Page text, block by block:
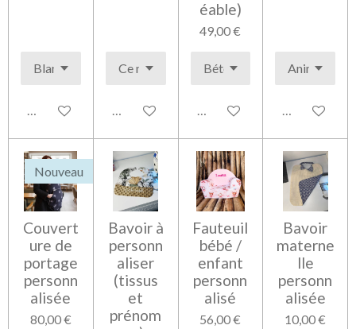
Voir les détails Voir les détails
éable)
49,00 €
Voir les détails Voir les
Nouveau
Couvert
ure de
portage
personn
alisée
80,00 €
Bavoir à
personn
aliser
(tissus
et
prénom
Fauteuil
bébé /
enfant
personn
alisé
56,00 €
Bavoir
materne
lle
personn
alisée
10,00 €